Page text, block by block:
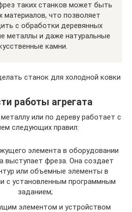
таких станков может быть
материалов, что позволяет
с обработки деревянных
металлы и даже натуральные
камни.
станок для холодной ковки
работы агрегата
или по дереву работает с
следующих правил:
элемента в оборудовании
выступает фреза. Она создает
или объемные элементы в
с установленным программным
заданием;
элементом и устройством